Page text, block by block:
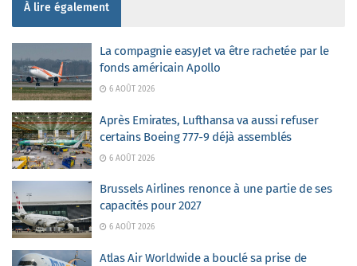
À lire également
La compagnie easyJet va être rachetée par le
fonds américain Apollo
6 AOÛT 2026
Après Emirates, Lufthansa va aussi refuser
certains Boeing 777-9 déjà assemblés
6 AOÛT 2026
Brussels Airlines renonce à une partie de ses
capacités pour 2027
6 AOÛT 2026
Atlas Air Worldwide a bouclé sa prise de